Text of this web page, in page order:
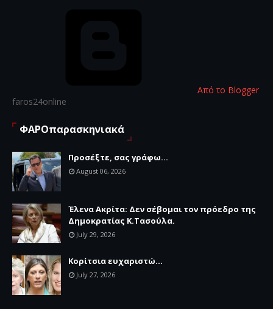
Από το Blogger
faros24online
ΦΑΡΟπαρασκηνιακά
Προσέξτε, σας γράφω...
August 06, 2026
Έλενα Ακρίτα: Δεν σέβομαι τον πρόεδρο της
Δημοκρατίας Κ.Τασούλα.
July 29, 2026
Κορίτσια ευχαριστώ...
July 27, 2026